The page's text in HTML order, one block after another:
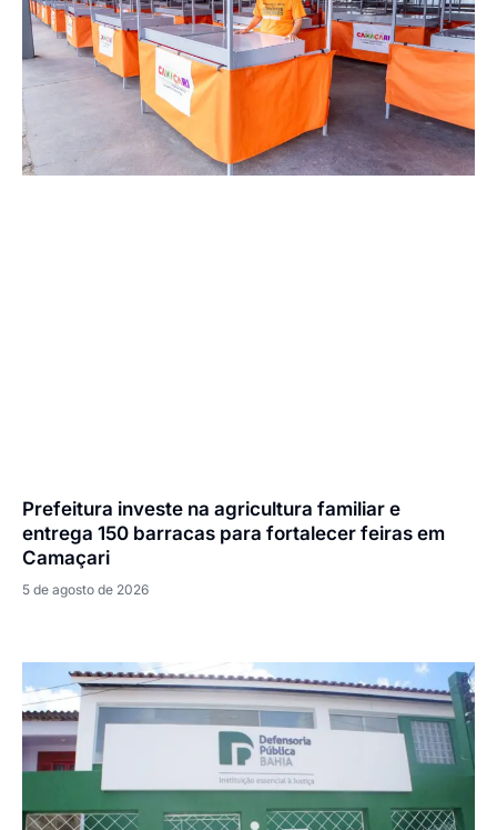
Prefeitura investe na agricultura familiar e
entrega 150 barracas para fortalecer feiras em
Camaçari
5 de agosto de 2026